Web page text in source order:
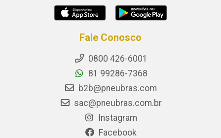
Fale Conosco
0800 426-6001
81 99286-7368
b2b@pneubras.com
sac@pneubras.com.br
Instagram
Facebook